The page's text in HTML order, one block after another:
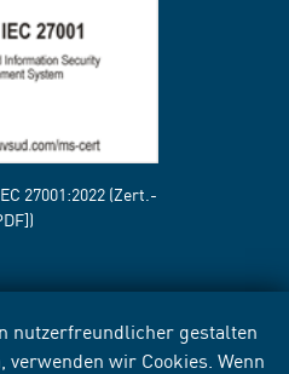
nutzerfreundlicher gestalten
wir Cookies. Wenn
27001:2022 (Zert.-